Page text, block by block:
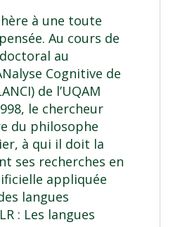
à une toute
Au cours de
au
Cognitive de
de l’UQAM
le chercheur
du philosophe
à qui il doit la
ses recherches en
appliquée
langues
: Les langues